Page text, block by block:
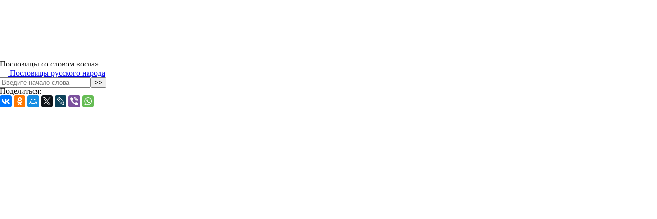
Пословицы со словом «осла»
Пословицы русского народа
Поделиться: